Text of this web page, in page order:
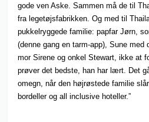
gode ven Aske. Sammen må de til
fra legetøjsfabrikken. Og med til
pukkelryggede familie: papfar Jørn,
(denne gang en tarm-app), Sune med
mor Sirene og onkel Stewart, ikke at
prøver det bedste, han har lært. Det
omegn, når den højrøstede familie
bordeller og all inclusive hoteller.”